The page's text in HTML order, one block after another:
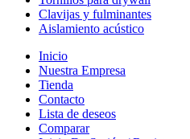
Clavijas y fulminantes
Aislamiento acústico
Inicio
Nuestra Empresa
Tienda
Contacto
Lista de deseos
Comparar